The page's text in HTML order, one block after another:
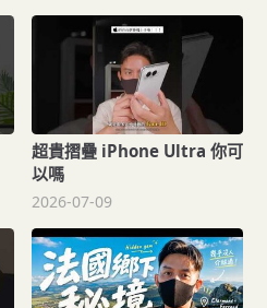
超貴摺疊 iPhone Ultra 你可
以嗎
2026-07-09